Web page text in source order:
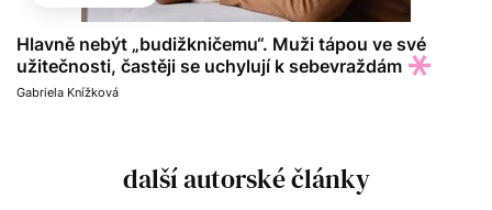
Hlavně nebýt „budižkničemu“. Muži tápou ve své
užitečnosti, častěji se uchylují k sebevraždám
Gabriela Knížková
další autorské články